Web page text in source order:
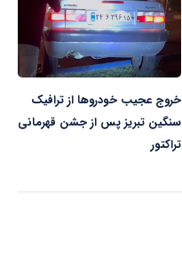
خروج عجیب خودروها از ترافیک
سنگین تبریز پس از جشن قهرمانی
تراکتور